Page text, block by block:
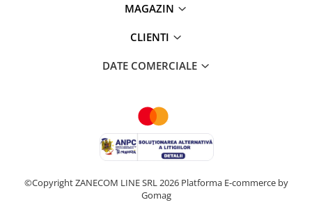
MAGAZIN
CLIENTI
DATE COMERCIALE
©Copyright ZANECOM LINE SRL 2026 Platforma E-commerce by
Gomag